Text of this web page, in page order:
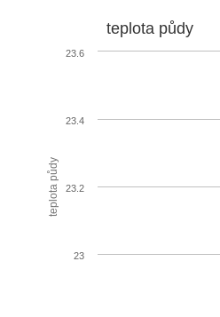
teplota půdy
teplota půdy
23
23.2
23.4
23.6